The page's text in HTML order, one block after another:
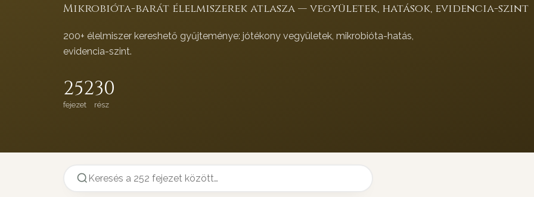
Mikrobióta-barát élelmiszerek atlasza — vegyületek, hatások, evidencia-szint
200+ élelmiszer kereshető gyűjteménye: jótékony vegyületek, mikrobióta-hatás,
evidencia-szint.
252
fejezet
30
rész